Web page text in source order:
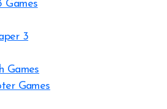
Games
3
Games
Games